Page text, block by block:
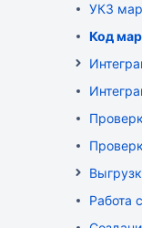
УКЗ
Код
Работа